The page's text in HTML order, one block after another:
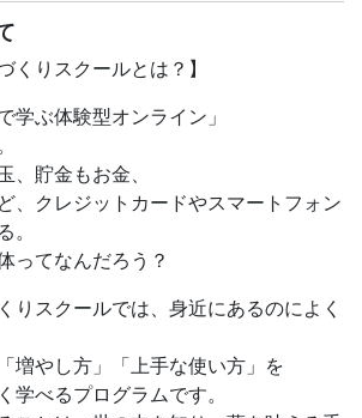
ル＞
お金」クイズ対決〜クイズ博士にな
話題のNISAと家庭での金融教育の取
ジックとゲームで資産づくりを体験！
み）
現地参加は先着順となります。
現地参加には、事前のお申込みが必須
フォームにて、参加者全員をご選択い
ださい。
、必ず親子でご参加ください。
くりスクールとは？】
学ぶ体験型オンライン」
、貯金もお金、
、クレジットカードやスマートフォン
ってなんだろう？
りスクールでは、身近にあるのによく
増やし方」「上手な使い方」を
学べるプログラムです。